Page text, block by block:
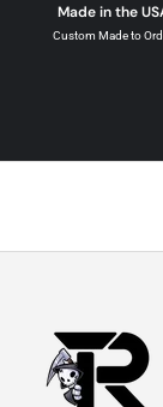
Made in the
Custom Made to